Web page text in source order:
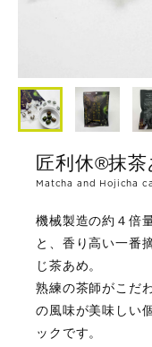
匠利休®抹
Matcha and Hojicha
機械製造の約４倍
と、香り高い一番
じ茶あめ。
熟練の茶師がこだ
の風味が美味しい
ックです。